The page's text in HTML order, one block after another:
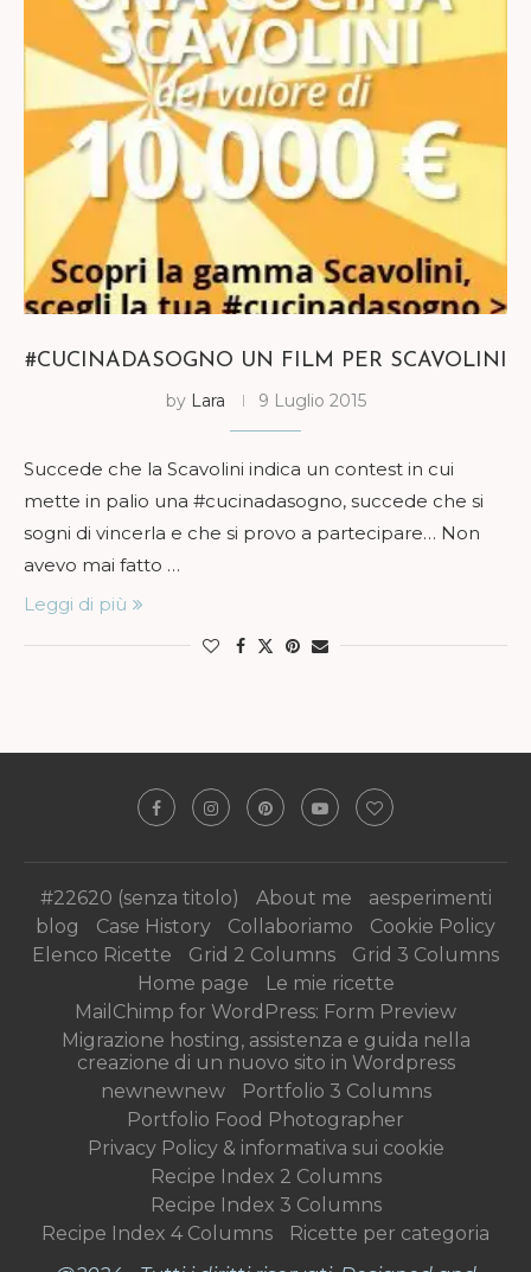
#CUCINADASOGNO UN FILM PER SCAVOLINI
by Lara 9 Luglio 2015
Succede che la Scavolini indica un contest in cui
mette in palio una #cucinadasogno, succede che si
sogni di vincerla e che si provo a partecipare… Non
avevo mai fatto …
Leggi di più
#22620 (senza titolo) About me
aesperimenti
blog
Case History Collaboriamo
Cookie Policy
Elenco Ricette
Grid 2 Columns
Grid 3 Columns
Home page
Le mie ricette
MailChimp for WordPress: Form Preview
Migrazione hosting, assistenza e guida nella
creazione di un nuovo sito in Wordpress
newnewnew
Portfolio 3 Columns
Portfolio Food Photographer
Privacy Policy & informativa sui cookie
Recipe Index 2 Columns
Recipe Index 3 Columns
Recipe Index 4 Columns
Ricette per categoria